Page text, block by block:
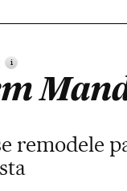
i
remodele